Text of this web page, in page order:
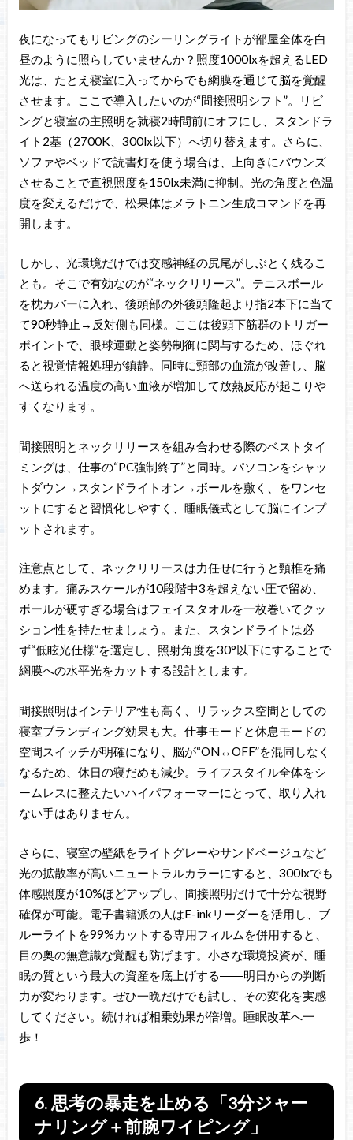
夜になってもリビングのシーリングライトが部屋全体を白
昼のように照らしていませんか？照度1000lxを超えるLED
光は、たとえ寝室に入ってからでも網膜を通じて脳を覚醒
させます。ここで導入したいのが“間接照明シフト”。リビ
ングと寝室の主照明を就寝2時間前にオフにし、スタンドラ
イト2基（2700K、300lx以下）へ切り替えます。さらに、
ソファやベッドで読書灯を使う場合は、上向きにバウンズ
させることで直視照度を150lx未満に抑制。光の角度と色温
度を変えるだけで、松果体はメラトニン生成コマンドを再
開します。
しかし、光環境だけでは交感神経の尻尾がしぶとく残るこ
とも。そこで有効なのが“ネックリリース”。テニスボール
を枕カバーに入れ、後頭部の外後頭隆起より指2本下に当て
て90秒静止→反対側も同様。ここは後頭下筋群のトリガー
ポイントで、眼球運動と姿勢制御に関与するため、ほぐれ
ると視覚情報処理が鎮静。同時に頸部の血流が改善し、脳
へ送られる温度の高い血液が増加して放熱反応が起こりや
すくなります。
間接照明とネックリリースを組み合わせる際のベストタイ
ミングは、仕事の“PC強制終了”と同時。パソコンをシャッ
トダウン→スタンドライトオン→ボールを敷く、をワンセ
ットにすると習慣化しやすく、睡眠儀式として脳にインプ
ットされます。
注意点として、ネックリリースは力任せに行うと頸椎を痛
めます。痛みスケールが10段階中3を超えない圧で留め、
ボールが硬すぎる場合はフェイスタオルを一枚巻いてクッ
ション性を持たせましょう。また、スタンドライトは必
ず“低眩光仕様”を選定し、照射角度を30°以下にすることで
網膜への水平光をカットする設計とします。
間接照明はインテリア性も高く、リラックス空間としての
寝室ブランディング効果も大。仕事モードと休息モードの
空間スイッチが明確になり、脳が“ON↔OFF”を混同しなく
なるため、休日の寝だめも減少。ライフスタイル全体をシ
ームレスに整えたいハイパフォーマーにとって、取り入れ
ない手はありません。
さらに、寝室の壁紙をライトグレーやサンドベージュなど
光の拡散率が高いニュートラルカラーにすると、300lxでも
体感照度が10%ほどアップし、間接照明だけで十分な視野
確保が可能。電子書籍派の人はE-inkリーダーを活用し、ブ
ルーライトを99%カットする専用フィルムを併用すると、
目の奥の無意識な覚醒も防げます。小さな環境投資が、睡
眠の質という最大の資産を底上げする――明日からの判断
力が変わります。ぜひ一晩だけでも試し、その変化を実感
してください。続ければ相乗効果が倍増。睡眠改革へ一
歩！
6. 思考の暴走を止める「3分ジャー
ナリング＋前腕ワイピング」